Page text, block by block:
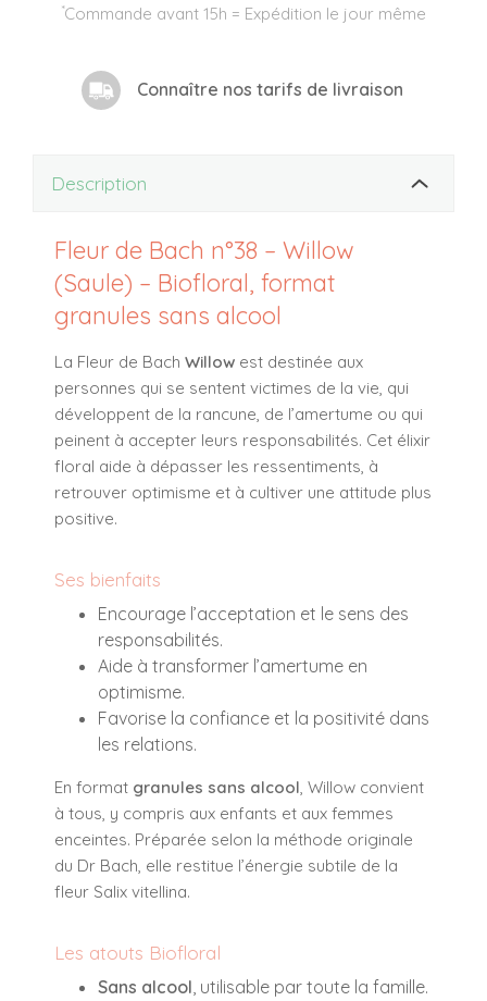
*Commande avant 15h = Expédition le jour même
Connaître nos tarifs de livraison
Description
Fleur de Bach n°38 – Willow
(Saule) – Biofloral, format
granules sans alcool
La Fleur de Bach Willow est destinée aux
personnes qui se sentent victimes de la vie, qui
développent de la rancune, de l’amertume ou qui
peinent à accepter leurs responsabilités. Cet élixir
floral aide à dépasser les ressentiments, à
retrouver optimisme et à cultiver une attitude plus
positive.
Ses bienfaits
Encourage l’acceptation et le sens des
responsabilités.
Aide à transformer l’amertume en
optimisme.
Favorise la confiance et la positivité dans
les relations.
En format granules sans alcool, Willow convient
à tous, y compris aux enfants et aux femmes
enceintes. Préparée selon la méthode originale
du Dr Bach, elle restitue l’énergie subtile de la
fleur Salix vitellina.
Les atouts Biofloral
Sans alcool , utilisable par toute la famille.